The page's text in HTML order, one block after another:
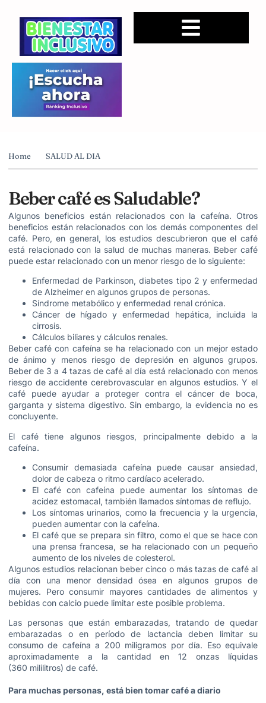
Home SALUD AL DIA
Beber café es Saludable?
Algunos beneficios están relacionados con la cafeína. Otros
beneficios están relacionados con los demás componentes del
café. Pero, en general, los estudios descubrieron que el café
está relacionado con la salud de muchas maneras. Beber café
puede estar relacionado con un menor riesgo de lo siguiente:
Enfermedad de Parkinson, diabetes tipo 2 y enfermedad
de Alzheimer en algunos grupos de personas.
Síndrome metabólico y enfermedad renal crónica.
Cáncer de hígado y enfermedad hepática, incluida la
cirrosis.
Cálculos biliares y cálculos renales.
Beber café con cafeína se ha relacionado con un mejor estado
de ánimo y menos riesgo de depresión en algunos grupos.
Beber de 3 a 4 tazas de café al día está relacionado con menos
riesgo de accidente cerebrovascular en algunos estudios. Y el
café puede ayudar a proteger contra el cáncer de boca,
garganta y sistema digestivo. Sin embargo, la evidencia no es
concluyente.
El café tiene algunos riesgos, principalmente debido a la
cafeína.
Consumir demasiada cafeína puede causar ansiedad,
dolor de cabeza o ritmo cardíaco acelerado.
El café con cafeína puede aumentar los síntomas de
acidez estomacal, también llamados síntomas de reflujo.
Los síntomas urinarios, como la frecuencia y la urgencia,
pueden aumentar con la cafeína.
El café que se prepara sin filtro, como el que se hace con
una prensa francesa, se ha relacionado con un pequeño
aumento de los niveles de colesterol.
Algunos estudios relacionan beber cinco o más tazas de café al
día con una menor densidad ósea en algunos grupos de
mujeres. Pero consumir mayores cantidades de alimentos y
bebidas con calcio puede limitar este posible problema.
Las personas que están embarazadas, tratando de quedar
embarazadas o en período de lactancia deben limitar su
consumo de cafeína a 200 miligramos por día. Eso equivale
aproximadamente a la cantidad en 12 onzas líquidas
(360 mililitros) de café.
Para muchas personas, está bien tomar café a diario